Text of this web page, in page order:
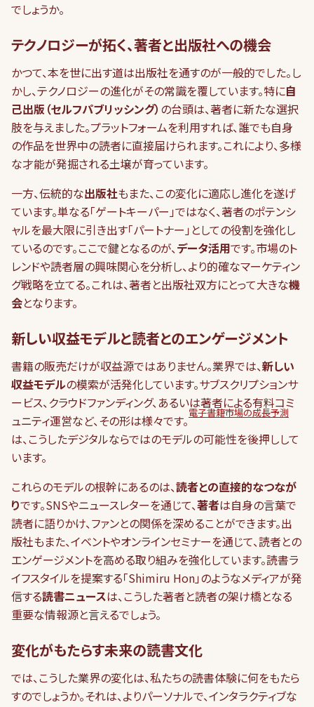
でしょうか。
テクノロジーが拓く、著者と出版社への機会
かつて、本を世に出す道は出版社を通すのが一般的でした。し
かし、テクノロジーの進化がその常識を覆しています。特に自
己出版（セルフパブリッシング） の台頭は、著者に新たな選択
肢を与えました。プラットフォームを利用すれば、誰でも自身
の作品を世界中の読者に直接届けられます。これにより、多様
な才能が発掘される土壌が育っています。
一方、伝統的な出版社もまた、この変化に適応し進化を遂げ
ています。単なる「ゲートキーパー」ではなく、著者のポテンシ
ャルを最大限に引き出す「パートナー」としての役割を強化し
ているのです。ここで鍵となるのが、データ活用です。市場のト
レンドや読者層の興味関心を分析し、より的確なマーケティン
グ戦略を立てる。これは、著者と出版社双方にとって大きな機
会となります。
新しい収益モデルと読者とのエンゲージメント
書籍の販売だけが収益源ではありません。業界では、新しい
収益モデルの模索が活発化しています。サブスクリプションサ
ービス、クラウドファンディング、あるいは著者による有料コミ
ュニティ運営など、その形は様々です。電子書籍市場の成長予測
は、こうしたデジタルならではのモデルの可能性を後押しして
います。
これらのモデルの根幹にあるのは、読者との直接的なつなが
りです。SNSやニュースレターを通じて、著者は自身の言葉で
読者に語りかけ、ファンとの関係を深めることができます。出
版社もまた、イベントやオンラインセミナーを通じて、読者との
エンゲージメントを高める取り組みを強化しています。読書ラ
イフスタイルを提案する「Shimiru Hon」のようなメディアが発
信する読書ニュースは、こうした著者と読者の架け橋となる
重要な情報源と言えるでしょう。
変化がもたらす未来の読書文化
では、こうした業界の変化は、私たちの読書体験に何をもたら
すのでしょうか。それは、よりパーソナルで、インタラクティブな